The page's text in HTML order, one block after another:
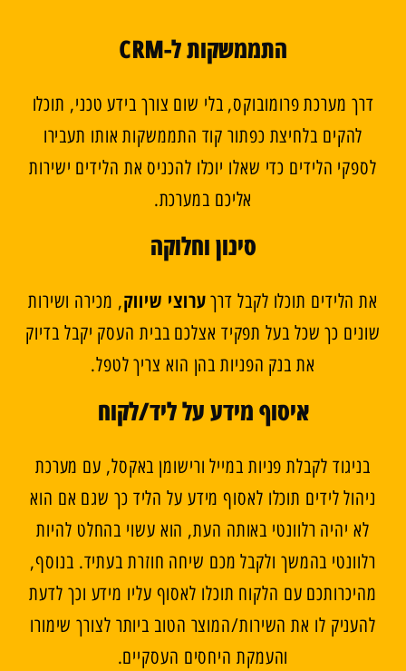
התממשקות ל-CRM
דרך מערכת פרומובוקס, בלי שום צורך בידע טכני, תוכלו
להקים בלחיצת כפתור קוד התממשקות אותו תעבירו
לספקי הלידים כדי שאלו יוכלו להכניס את הלידים ישירות
אליכם במערכת.
סינון וחלוקה
את הלידים תוכלו לקבל דרך ערוצי שיווק, מכירה ושירות
שונים כך שכל בעל תפקיד אצלכם בבית העסק יקבל בדיוק
את בנק הפניות בהן הוא צריך לטפל.
איסוף מידע על ליד/לקוח
בניגוד לקבלת פניות במייל ורישומן באקסל, עם מערכת
ניהול לידים תוכלו לאסוף מידע על הליד כך שגם אם הוא
לא יהיה רלוונטי באותה העת, הוא עשוי בהחלט להיות
רלוונטי בהמשך ולקבל מכם שיחה חוזרת בעתיד. בנוסף,
מהיכרותכם עם הלקוח תוכלו לאסוף עליו מידע וכך לדעת
להעניק לו את השירות/המוצר הטוב ביותר לצורך שימורו
והעמקת היחסים העסקיים.